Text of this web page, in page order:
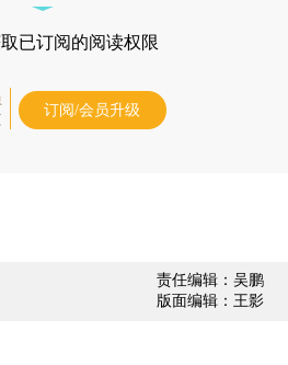
已订阅的阅读权限
订阅/会员升级
责任编辑：吴鹏
版面编辑：王影